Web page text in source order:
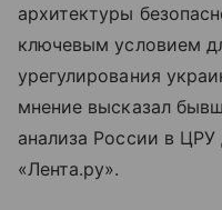
архитектуры
ключевым условием
урегулирования
мнение высказал
анализа России в
«Лента.ру».